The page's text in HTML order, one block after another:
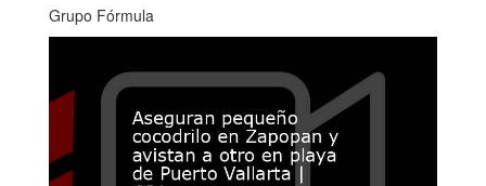
Grupo Fórmula